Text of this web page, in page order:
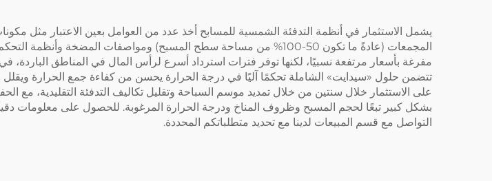
يشمل الاستثمار في أنظمة التدفئة الشمسية للمسابح أخذ عدد من العوامل بعين الاعتبار مثل
المجمعات (عادةً ما تكون 50-100% من مساحة سطح المسبح) ومواصفات المضخة
مفرغة بأسعار مرتفعة نسبيًا، لكنها توفر فترات استرداد أسرع لرأس المال في المناطق الباردة،
تتضمن حلول «سيدايت» الشاملة تحكمًا آليًا في درجة الحرارة يحسن من كفاءة جمع الحرارة
بشكل كبير تبعًا لحجم المسبح وظروف المناخ ودرجة الحرارة المرغوبة. للحصول على معلومات
التواصل مع قسم المبيعات لدينا مع تحديد متطلباتكم المحددة.